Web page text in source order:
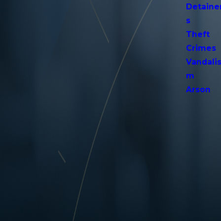
s
Theft
Crimes
Vandalis
m
Arson